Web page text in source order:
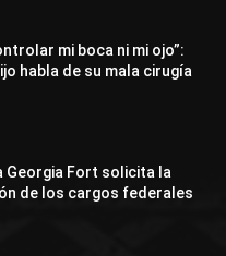
mi boca ni mi ojo”:
habla de su mala cirugía
Georgia Fort solicita la
de los cargos federales